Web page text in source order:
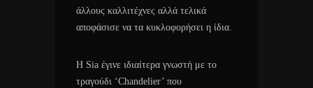
άλλους καλλιτέχνες αλλά τελικά
αποφάσισε να τα κυκλοφορήσει η ίδια.
Η Sia έγινε ιδιαίτερα γνωστή με το
τραγούδι ‘Chandelier’ που